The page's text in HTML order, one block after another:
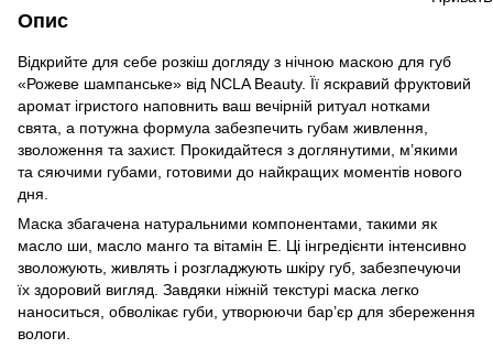
Опис
Відкрийте для себе розкіш догляду з нічною маскою для губ
«Рожеве шампанське» від NCLA Beauty. Її яскравий фруктовий
аромат ігристого наповнить ваш вечірній ритуал нотками
свята, а потужна формула забезпечить губам живлення,
зволоження та захист. Прокидайтеся з доглянутими, м’якими
та сяючими губами, готовими до найкращих моментів нового
дня.
Маска збагачена натуральними компонентами, такими як
масло ши, масло манго та вітамін Е. Ці інгредієнти інтенсивно
зволожують, живлять і розгладжують шкіру губ, забезпечуючи
їх здоровий вигляд. Завдяки ніжній текстурі маска легко
наноситься, обволікає губи, утворюючи бар’єр для збереження
вологи.